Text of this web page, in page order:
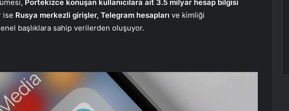
Portekizce konuşan kullanıcılara ait 3.5 milyar hesap bilgisi
ise Rusya merkezli girişler, Telegram hesapları ve kimliği
başlıklara sahip verilerden oluşuyor.